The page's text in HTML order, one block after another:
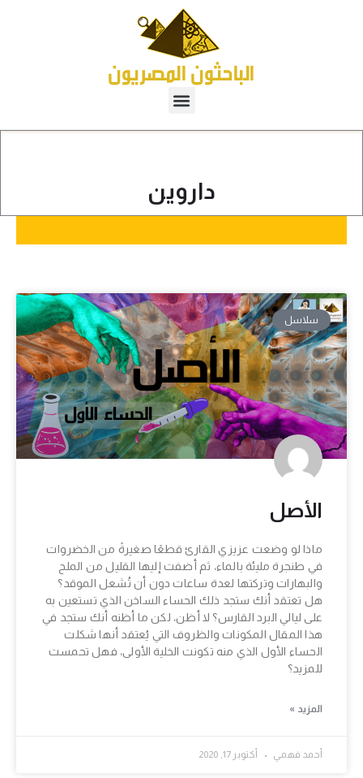
داروين
سلاسل
الأصل
ماذا لو وضعت عزيزي القارئ قطعًا صغيرةً من الخضروات
في طنجرة مليئة بالماء، ثم أضفت إليها القليل من الملح
والبهارات وتركتها لعدة ساعات دون أن تُشعل الموقد؟
هل تعتقد أنك ستجد ذلك الحساء الساخن الذي تستعين به
على ليالي البرد القارس؟ لا أظن، لكن ما أظنه أنك ستجد في
هذا المقال المكونات والظروف التي يُعتقد أنها شكلت
الحساء الأول الذي منه تكونت الخلية الأولى، فهل تحمست
للمزيد؟
المزيد »
أحمد فهمي أكتوبر 17, 2020